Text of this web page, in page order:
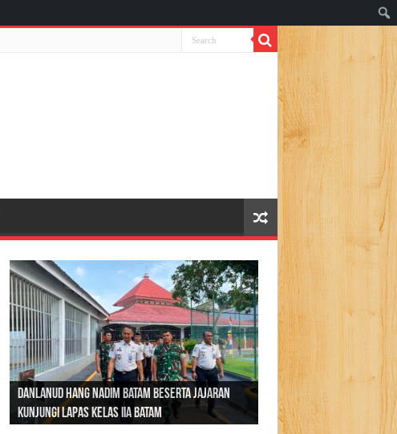
Danlanud Hang Nadim Batam Beserta Jajaran
Kunjungi Lapas Kelas IIA Batam
Silaturahmi dan Reses Komite I DPD RI di Polda
Jambi Bahas Sinergitas Penanganan Narkotika
Gubernur Al Haris: Lomba Cerdas Cermat Sarana
Edukasi Pembentukan Karakter Generasi
Penerus
Gubernur Al Haris Dorong Koperasi Merah Putih
Cepat Beroperasi Agar Bisa Layani Masyarakat
Penuhi Kebutuhannya
Sosok Fenomenal yang Menggetarkan
Nusantara: Ratu Wangsa, Wanita Berkelas
dengan Pengaruh Internasional